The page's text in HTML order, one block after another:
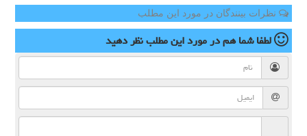
نظرات بینندگان در مورد این مطلب
لطفا شما همدر مورد این مطلبنظر دهید